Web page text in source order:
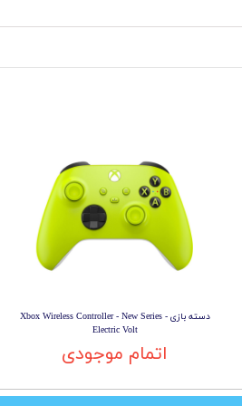
دسته بازی Xbox Wireless Controller - New Series -
Electric Volt
اتمام موجودی